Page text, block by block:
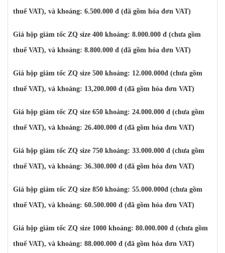
thuế VAT), và khoảng: 6.500.000 đ (đã gồm hóa đơn VAT)
Giá hộp giảm tốc ZQ size 400 khoảng: 8.000.000 đ (chưa gồm
thuế VAT), và khoảng: 8.800.000 đ (đã gồm hóa đơn VAT)
Giá hộp giảm tốc ZQ size 500 khoảng: 12.000.000đ (chưa gồm
thuế VAT), và khoảng: 13,200.000 đ (đã gồm hóa đơn VAT)
Giá hộp giảm tốc ZQ size 650 khoảng: 24.000.000 đ (chưa gồm
thuế VAT), và khoảng: 26.400.000 đ (đã gồm hóa đơn VAT)
Giá hộp giảm tốc ZQ size 750 khoảng: 33.000.000 đ (chưa gồm
thuế VAT), và khoảng: 36.300.000 đ (đã gồm hóa đơn VAT)
Giá hộp giảm tốc ZQ size 850 khoảng: 55.000.000đ (chưa gồm
thuế VAT), và khoảng: 60.500.000 đ (đã gồm hóa đơn VAT)
Giá hộp giảm tốc ZQ size 1000 khoảng: 80.000.000 đ (chưa gồm
thuế VAT), và khoảng: 88.000.000 đ (đã gồm hóa đơn VAT)